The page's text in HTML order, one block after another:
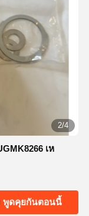
2/4
เห
พูดคุยกันตอนนี้